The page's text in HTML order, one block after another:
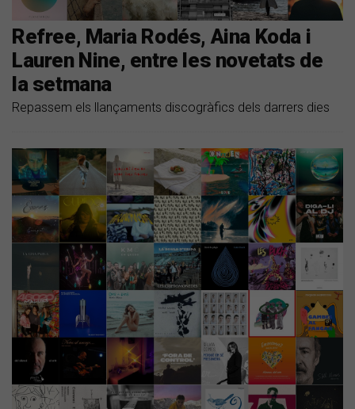
Refree, Maria Rodés, Aina Koda i
Lauren Nine, entre les novetats de
la setmana
Repassem els llançaments discogràfics dels darrers dies